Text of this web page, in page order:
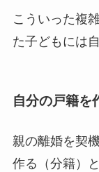
こういった複
た子どもには
自分の戸籍
親の離婚を契
作る（分籍）